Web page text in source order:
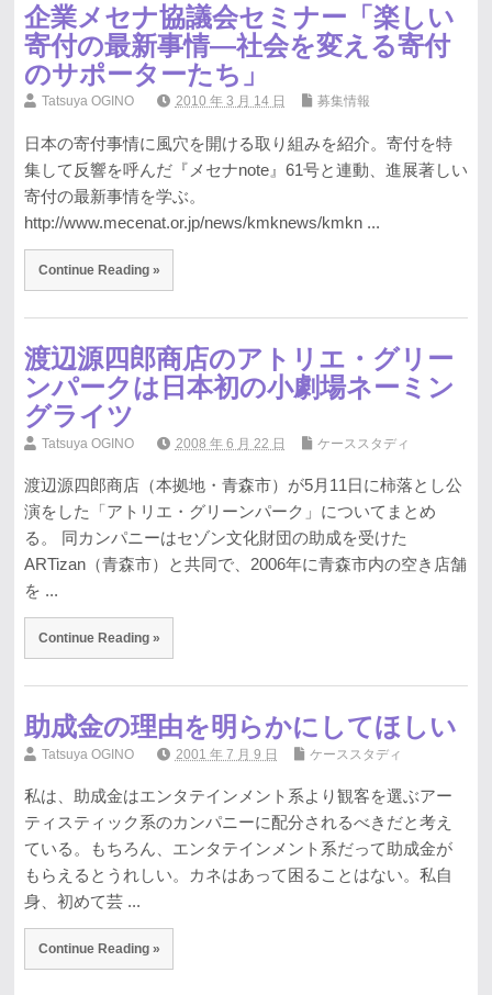
企業メセナ協議会セミナー「楽しい
寄付の最新事情―社会を変える寄付
のサポーターたち」
Tatsuya OGINO 2010 年 3 月 14 日 募集情報
日本の寄付事情に風穴を開ける取り組みを紹介。寄付を特
集して反響を呼んだ『メセナnote』61号と連動、進展著しい
寄付の最新事情を学ぶ。
http://www.mecenat.or.jp/news/kmknews/kmkn ...
Continue Reading »
渡辺源四郎商店のアトリエ・グリー
ンパークは日本初の小劇場ネーミン
グライツ
Tatsuya OGINO 2008 年 6 月 22 日 ケーススタディ
渡辺源四郎商店（本拠地・青森市）が5月11日に柿落とし公
演をした「アトリエ・グリーンパーク」についてまとめ
る。 同カンパニーはセゾン文化財団の助成を受けた
ARTizan（青森市）と共同で、2006年に青森市内の空き店舗
を ...
Continue Reading »
助成金の理由を明らかにしてほしい
Tatsuya OGINO 2001 年 7 月 9 日 ケーススタディ
私は、助成金はエンタテインメント系より観客を選ぶアー
ティスティック系のカンパニーに配分されるべきだと考え
ている。もちろん、エンタテインメント系だって助成金が
もらえるとうれしい。カネはあって困ることはない。私自
身、初めて芸 ...
Continue Reading »